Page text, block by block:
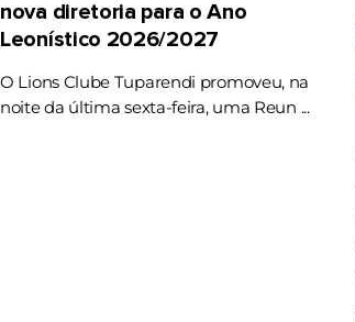
nova diretoria para o Ano
Leonístico 2026/2027
O Lions Clube Tuparendi promoveu, na
noite da última sexta-feira, uma Reun ...